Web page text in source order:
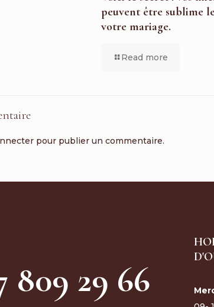
peuvent être sublime
votre mariage.
Read more
pour publier un commentaire.
809 29 66